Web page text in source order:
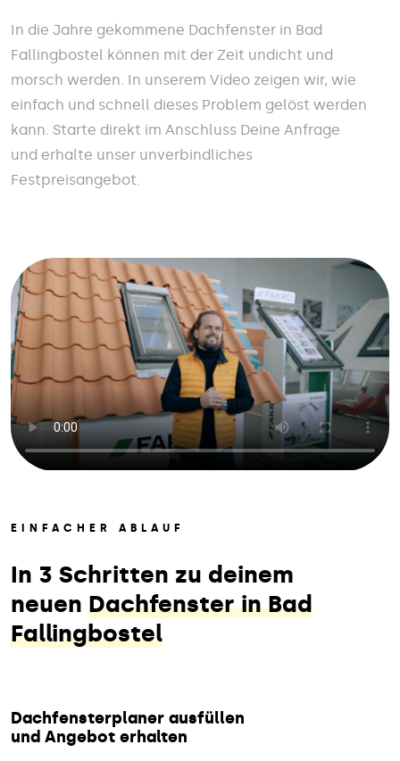
In die Jahre gekommene Dachfenster in Bad
Fallingbostel können mit der Zeit undicht und
morsch werden. In unserem Video zeigen wir, wie
einfach und schnell dieses Problem gelöst werden
kann. Starte direkt im Anschluss Deine Anfrage
und erhalte unser unverbindliches
Festpreisangebot.
EINFACHER ABLAUF
In 3 Schritten zu deinem
neuen Dachfenster in Bad
Fallingbostel
Dachfensterplaner ausfüllen
und Angebot erhalten